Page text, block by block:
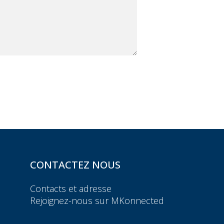
CONTACTEZ NOUS
Contacts et adresse
Rejoignez-nous sur MKonnected